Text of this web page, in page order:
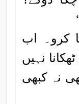
کرو۔ اب
نہیں
نہ کبھی